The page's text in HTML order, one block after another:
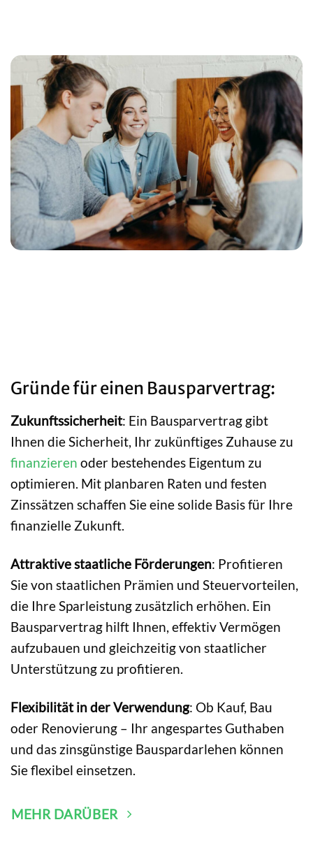
Gründe für einen Bausparvertrag:
Zukunftssicherheit: Ein Bausparvertrag gibt
Ihnen die Sicherheit, Ihr zukünftiges Zuhause zu
finanzieren oder bestehendes Eigentum zu
optimieren. Mit planbaren Raten und festen
Zinssätzen schaffen Sie eine solide Basis für Ihre
finanzielle Zukunft.
Attraktive staatliche Förderungen: Profitieren
Sie von staatlichen Prämien und Steuervorteilen,
die Ihre Sparleistung zusätzlich erhöhen. Ein
Bausparvertrag hilft Ihnen, effektiv Vermögen
aufzubauen und gleichzeitig von staatlicher
Unterstützung zu profitieren.
Flexibilität in der Verwendung: Ob Kauf, Bau
oder Renovierung – Ihr angespartes Guthaben
und das zinsgünstige Bauspardarlehen können
Sie flexibel einsetzen.
MEHR DARÜBER